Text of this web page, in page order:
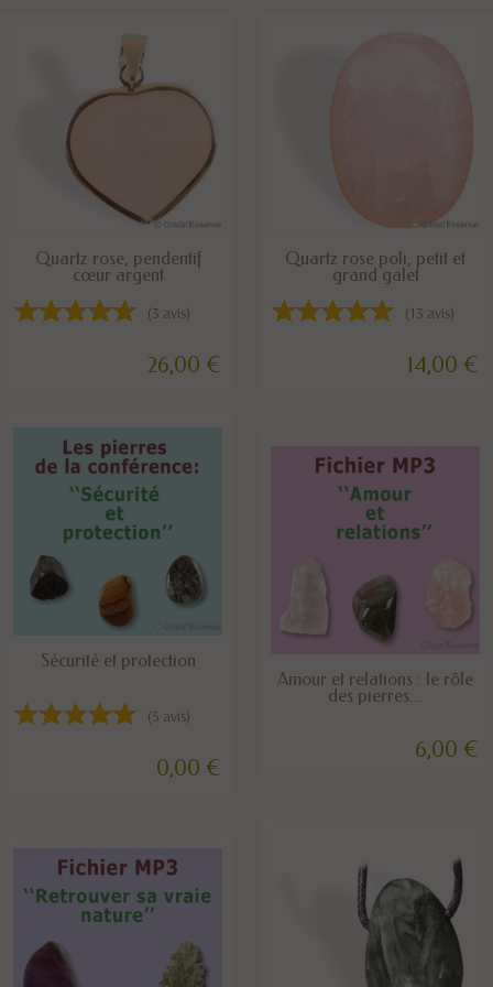
EN STOCK
Quartz rose, pendentif
cœur argent
(3 avis)
26,00 €
DISPONIBLE
Quartz rose poli, petit et
grand galet
(13 avis)
14,00 €
EN STOCK
Sécurité et protection
(5 avis)
0,00 €
EN STOCK
Amour et relations : le rôle
des pierres...
6,00 €